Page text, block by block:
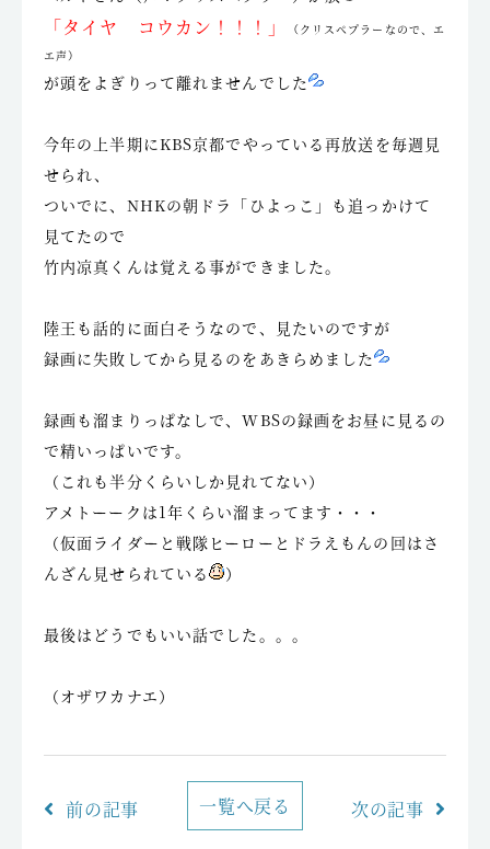
「タイヤ コウカン！！！」
（クリスペプラーなので、エ
エ声）
が頭をよぎりって離れませんでした
今年の上半期にKBS京都でやっている再放送を毎週見
せられ、
ついでに、NHKの朝ドラ「ひよっこ」も追っかけて
見てたので
竹内凉真くんは覚える事ができました。
陸王も話的に面白そうなので、見たいのですが
録画に失敗してから見るのをあきらめました
録画も溜まりっぱなしで、WBSの録画をお昼に見るの
で精いっぱいです。
（これも半分くらいしか見れてない）
アメトーークは1年くらい溜まってます・・・
（仮面ライダーと戦隊ヒーローとドラえもんの回はさ
んざん見せられている
）
最後はどうでもいい話でした。。。
（オザワカナエ）
前の記事 一覧へ戻る 次の記事